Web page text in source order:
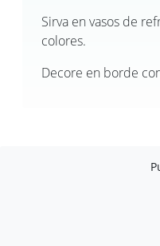
Sirva en vasos de
colores.
Decore en borde